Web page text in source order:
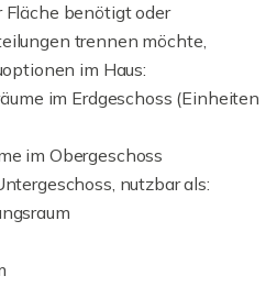
benötigt oder
trennen möchte,
im Haus:
im Erdgeschoss (Einheiten
im Obergeschoss
nutzbar als: